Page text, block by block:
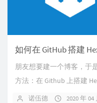
如何在 GitHub 搭建
朋友想要建一个博客，于
方法：在 Github 上搭建
诺伍德 2020 年 04